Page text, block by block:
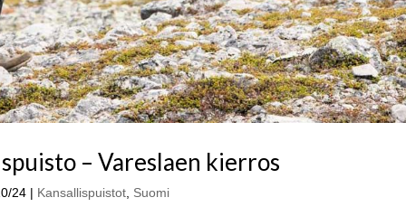
– Vareslaen kierros
24 | Kansallispuistot Suomi